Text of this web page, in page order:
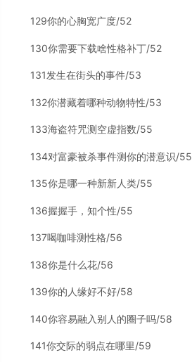
129你的心胸宽广度/52
130你需要下载啥性格补丁/52
131发生在街头的事件/53
132你潜藏着哪种动物特性/53
133海盗符咒测空虚指数/55
134对富豪被杀事件测你的潜意识/55
135你是哪一种新新人类/55
136握握手，知个性/55
137喝咖啡测性格/56
138你是什么花/56
139你的人缘好不好/58
140你容易融入别人的圈子吗/58
141你交际的弱点在哪里/59